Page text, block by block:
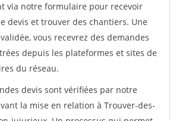
via notre formulaire pour recevoir
devis et trouver des chantiers. Une
vous recevrez des demandes
depuis les plateformes et sites de
du réseau.
devis sont vérifiées par notre
la mise en relation à Trouver-des-